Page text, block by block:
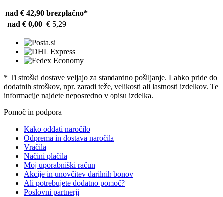
nad € 42,90 brezplačno*
nad € 0,00 € 5,29
* Ti stroški dostave veljajo za standardno pošiljanje. Lahko pride do
dodatnih stroškov, npr. zaradi teže, velikosti ali lastnosti izdelkov. Te
informacije najdete neposredno v opisu izdelka.
Pomoč in podpora
Kako oddati naročilo
Odprema in dostava naročila
Vračila
Načini plačila
Moj uporabniški račun
Akcije in unovčitev darilnih bonov
Ali potrebujete dodatno pomoč?
Poslovni partnerji